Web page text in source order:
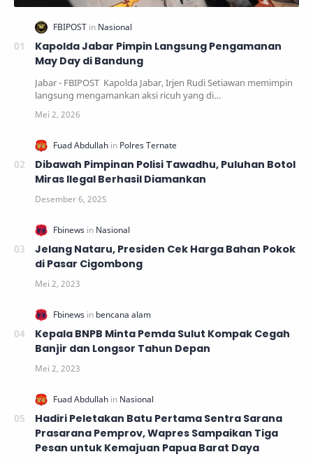
Kapolda Jabar Pimpin Langsung Pengamanan
May Day di Bandung
Jabar - FBIPOST Kapolda Jabar, Irjen Rudi Setiawan memimpin
langsung mengamankan aksi ricuh yang di…
Dibawah Pimpinan Polisi Tawadhu, Puluhan Botol
Miras Ilegal Berhasil Diamankan
Jelang Nataru, Presiden Cek Harga Bahan Pokok
di Pasar Cigombong
Kepala BNPB Minta Pemda Sulut Kompak Cegah
Banjir dan Longsor Tahun Depan
Hadiri Peletakan Batu Pertama Sentra Sarana
Prasarana Pemprov, Wapres Sampaikan Tiga
Pesan untuk Kemajuan Papua Barat Daya